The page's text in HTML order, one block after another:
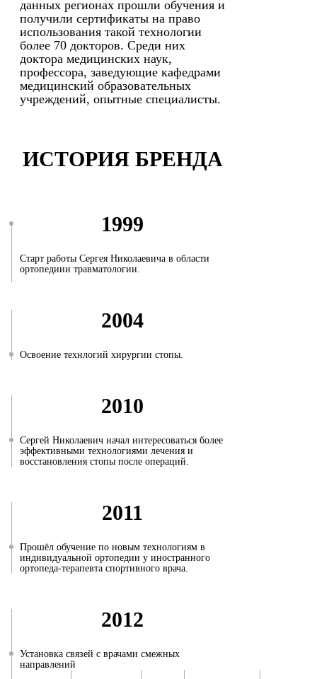
данных регионах прошли обучения и
получили сертификаты на право
использования такой технологии
более 70 докторов. Среди них
доктора медицинских наук,
профессора, заведующие кафедрами
медицинский образовательных
учреждений, опытные специалисты.
ИСТОРИЯ БРЕНДА
1999
Старт работы Сергея Николаевича в области
ортопедиии травматологии.
2004
Освоение технлогий хирургии стопы.
2010
Сергей Николаевич начал интересоваться более
эффективными технологиями лечения и
восстановления стопы после операций.
2011
Прошёл обучение по новым технологиям в
индивидуальной ортопедии у иностранного
ортопеда-терапевта спортивного врача.
2012
Установка связей с врачами смежных
направлений